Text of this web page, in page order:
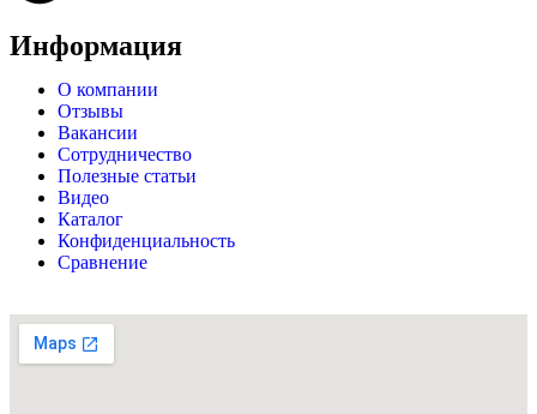
Информация
О компании
Отзывы
Вакансии
Сотрудничество
Полезные статьи
Видео
Каталог
Конфиденциальность
Сравнение